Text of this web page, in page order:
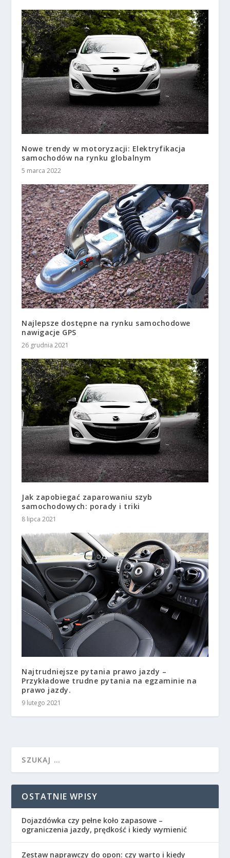
Nowe trendy w motoryzacji: Elektryfikacja
samochodów na rynku globalnym
5 marca 2022
Najlepsze dostępne na rynku samochodowe
nawigacje GPS
26 grudnia 2021
Jak zapobiegać zaparowaniu szyb
samochodowych: porady i triki
8 lipca 2021
Najtrudniejsze pytania prawo jazdy –
Przykładowe trudne pytania na egzaminie na
prawo jazdy.
9 lutego 2021
OSTATNIE WPISY
Dojazdówka czy pełne koło zapasowe –
ograniczenia jazdy, prędkość i kiedy wymienić
Zestaw naprawczy do opon: czy warto i kiedy